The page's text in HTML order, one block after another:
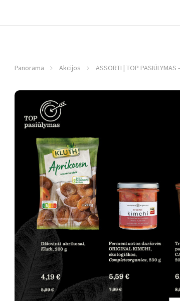
Panorama Akcijos ASSORTI | TOP PASIŪLYMAS